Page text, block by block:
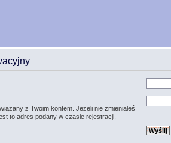
z Twoim kontem. Jeżeli nie zmieniałeś
to adres podany w czasie rejestracji.